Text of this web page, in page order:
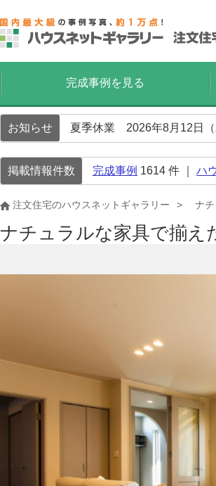
完成事例を見る
お知らせ 夏季休業 2026年8月12日
掲載情報件数 完成事例 1614 件 ｜ ハ
注文住宅のハウスネットギャラリー ナ
ナチュラルな家具で揃